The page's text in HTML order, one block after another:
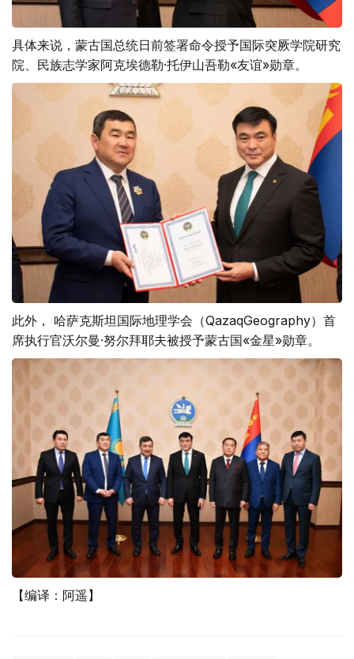
具体来说，蒙古国总统日前签署命令授予国际突厥学院研究
院、民族志学家阿克埃德勒·托伊山吾勒«友谊»勋章。
此外， 哈萨克斯坦国际地理学会（QazaqGeography）首
席执行官沃尔曼·努尔拜耶夫被授予蒙古国«金星»勋章。
【编译：阿遥】